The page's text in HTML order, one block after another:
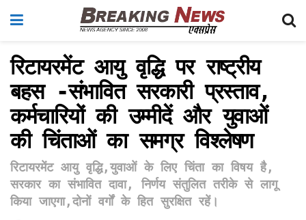
रिटायरमेंट आयु वृद्धि पर राष्ट्रीय
बहस -संभावित सरकारी प्रस्ताव,
कर्मचारियों की उम्मीदें और युवाओं
की चिंताओं का समग्र विश्लेषण
रिटायरमेंट आयु वृद्धि,युवाओं के लिए चिंता का विषय है,
सरकार का संभावित दावा, निर्णय संतुलित तरीके से लागू
किया जाएगा,दोनों वर्गों के हित सुरक्षित रहें।